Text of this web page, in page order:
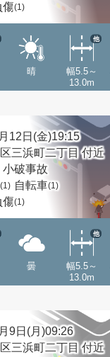
傷(1)
晴
幅5.5～
13.0m
他
12日(金)19:15
三浜町二丁目 付近
破事故
(1) 自転車(1)
傷(1)
曇
幅5.5～
13.0m
他
9日(月)09:26
三浜町二丁目 付近